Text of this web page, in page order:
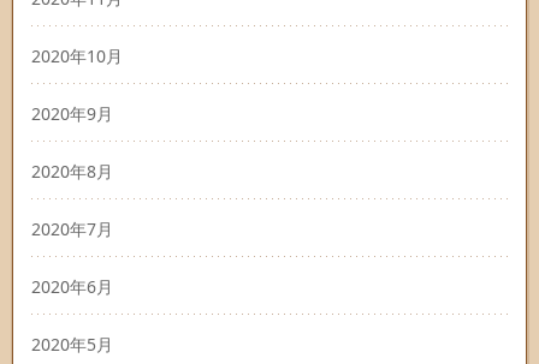
2020年10月
2020年9月
2020年8月
2020年7月
2020年6月
2020年5月